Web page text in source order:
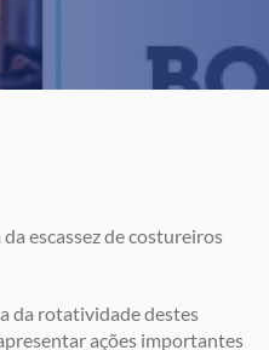
escassez de costureiros
da rotatividade destes
ações importantes